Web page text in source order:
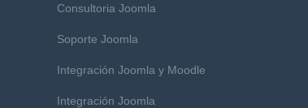
Consultoria Joomla
Soporte Joomla
Integración Joomla y Moodle
Integración Joomla